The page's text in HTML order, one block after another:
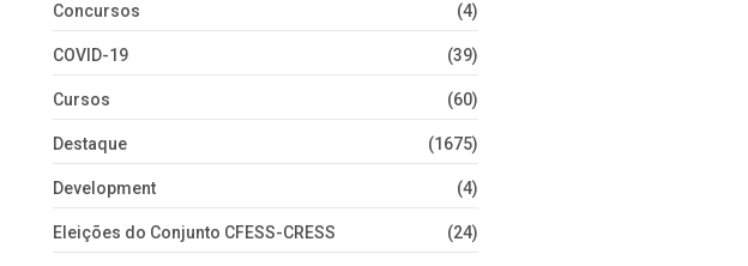
Concursos (4)
COVID-19 (39)
Cursos (60)
Destaque (1675)
Development (4)
Eleições do Conjunto CFESS-CRESS (24)